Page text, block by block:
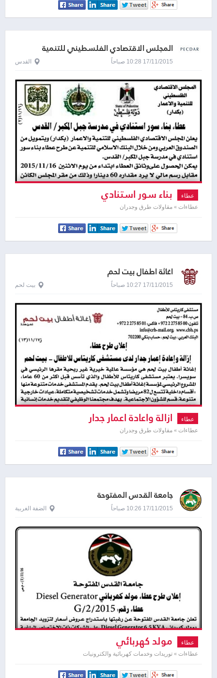
المجلس الاقتصادي الفلسطيني للتنمية
والاعمار ( بكدار )
17/11/2015 10:28 صباحاً القدس
عطاء بناء سور استنادي
عطاءات » مقاولات طرق وجدران
اغاثة اطفال بيت لحم
17/11/2015 10:27 صباحاً بيت لحم
عطاء ازالة واعادة اعمار جدار
عطاءات » مقاولات طرق وجدران
جامعة القدس المفتوحة
17/11/2015 10:26 صباحاً الضفة الغربية
عطاء مولد كهربائي
عطاءات » توريدات وخدمات كهربائية والكترونيات